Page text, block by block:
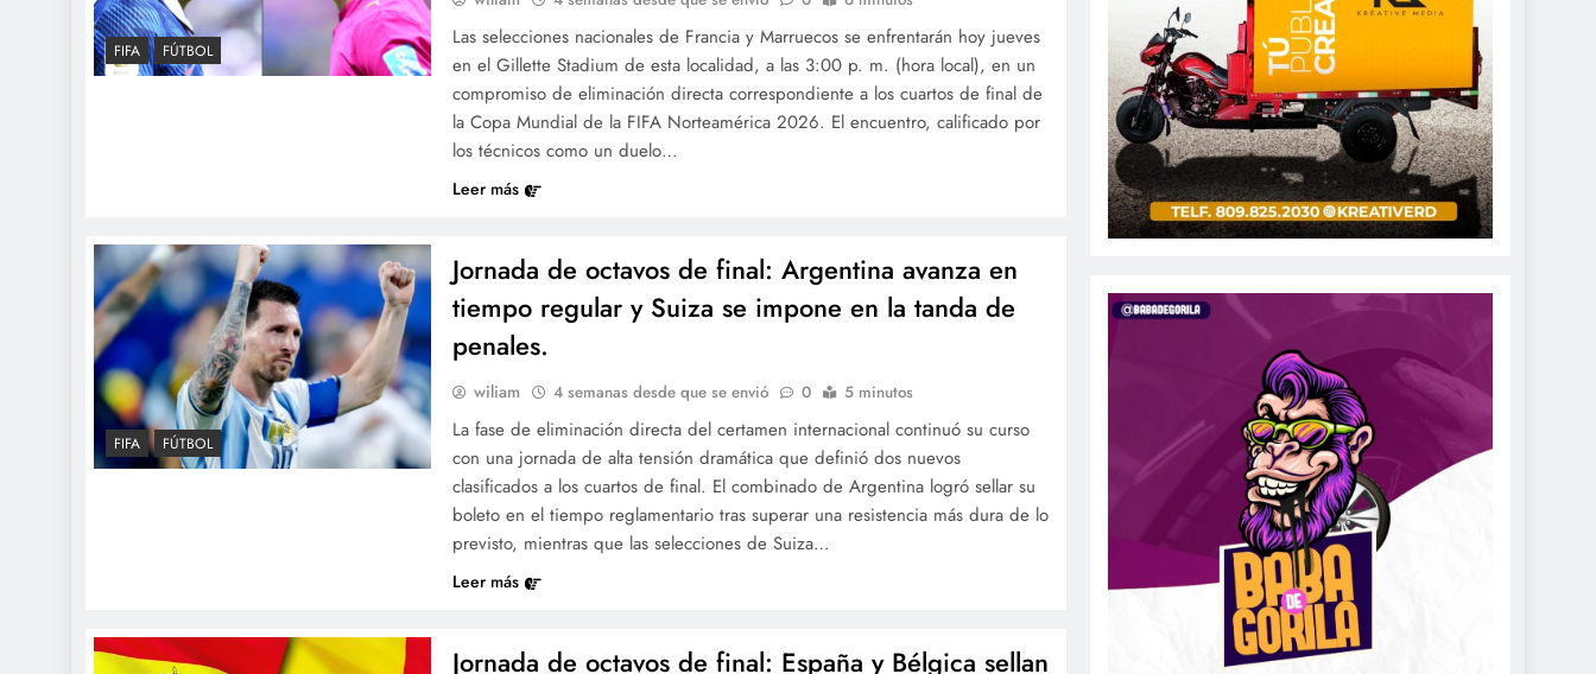
FIFA FÚTBOL
Las selecciones nacionales de Francia y Marruecos se enfrentarán hoy jueves
en el Gillette Stadium de esta localidad, a las 3:00 p. m. (hora local), en un
compromiso de eliminación directa correspondiente a los cuartos de final de
la Copa Mundial de la FIFA Norteamérica 2026. El encuentro, calificado por
los técnicos como un duelo…
Leer más
FIFA FÚTBOL
Jornada de octavos de final: Argentina avanza en
tiempo regular y Suiza se impone en la tanda de
penales.
wiliam 4 semanas desde que se envió 0 5 minutos
La fase de eliminación directa del certamen internacional continuó su curso
con una jornada de alta tensión dramática que definió dos nuevos
clasificados a los cuartos de final. El combinado de Argentina logró sellar su
boleto en el tiempo reglamentario tras superar una resistencia más dura de lo
previsto, mientras que las selecciones de Suiza…
Leer más
Jornada de octavos de final: España y Bélgica sellan